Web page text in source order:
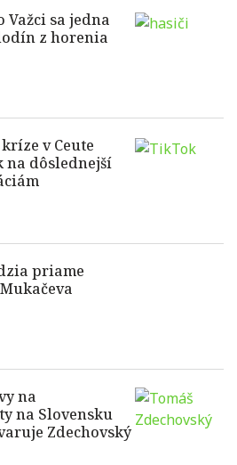
sa jedna
z horenia
v Ceute
na dôslednejší
priame
na
na Slovensku
Zdechovský